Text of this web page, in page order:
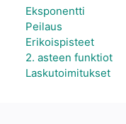
Eksponentti
Peilaus
Erikoispisteet
2. asteen funktiot
Laskutoimitukset